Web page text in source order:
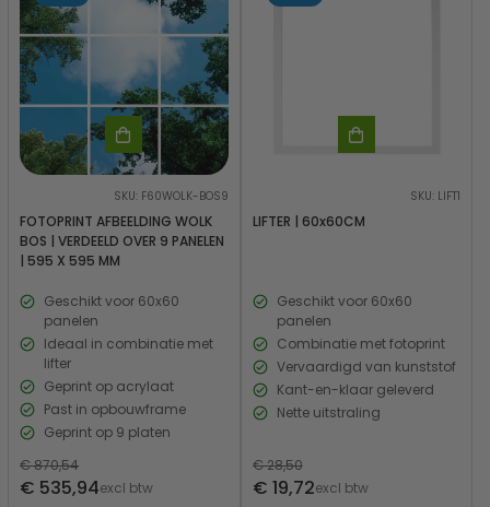
SKU: F60WOLK-BOS9
FOTOPRINT AFBEELDING WOLK
BOS | VERDEELD OVER 9 PANELEN
| 595 X 595 MM
Geschikt voor 60x60
panelen
Ideaal in combinatie met
lifter
Geprint op acrylaat
Past in opbouwframe
Geprint op 9 platen
Verkoopprijs
Normale
prijs
€ 870,54
€ 535,94excl btw
SKU: LIFT1
LIFTER | 60x60CM
Geschikt voor 60x60
panelen
Combinatie met fotoprint
Vervaardigd van kunststof
Kant-en-klaar geleverd
Nette uitstraling
Verkoopprijs
Normale
prijs
€ 28,50
€ 19,72excl btw